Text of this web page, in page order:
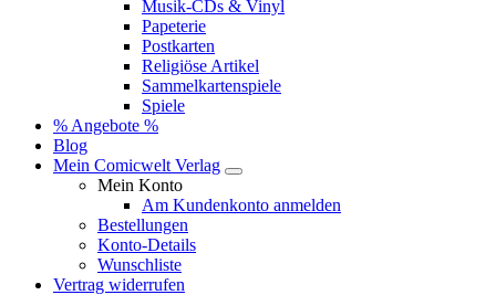
Musik-CDs & Vinyl
Papeterie
Postkarten
Religiöse Artikel
Sammelkartenspiele
Spiele
% Angebote %
Blog
Mein Comicwelt Verlag
Mein Konto
Am Kundenkonto anmelden
Bestellungen
Konto-Details
Wunschliste
Vertrag widerrufen